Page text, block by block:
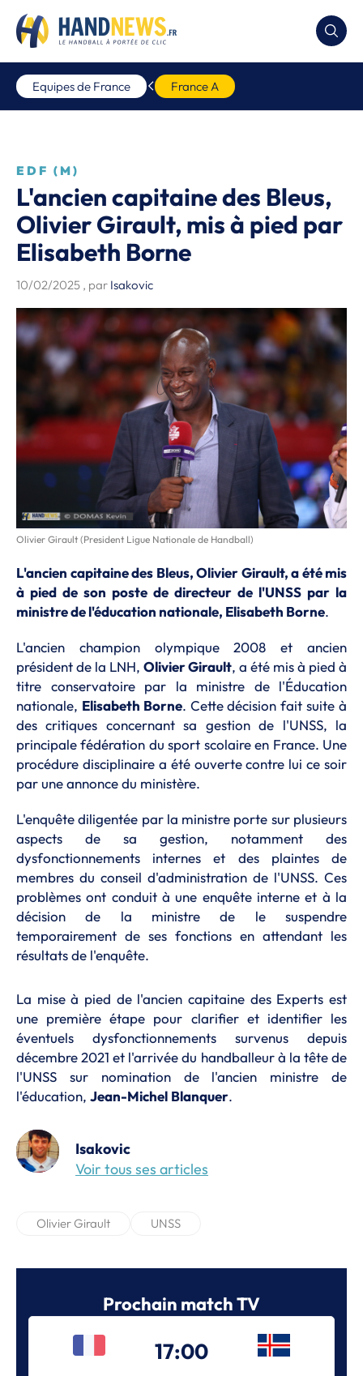
Equipes de France France A
EDF (M)
L'ancien capitaine des Bleus,
Olivier Girault, mis à pied par
Elisabeth Borne
10/02/2025 , par Isakovic
Olivier Girault (President Ligue Nationale de Handball)
L'ancien capitaine des Bleus, Olivier Girault, a été mis
à pied de son poste de directeur de l'UNSS par la
ministre de l'éducation nationale, Elisabeth Borne.
L'ancien champion olympique 2008 et ancien
président de la LNH, Olivier Girault, a été mis à pied à
titre conservatoire par la ministre de l'Éducation
nationale, Elisabeth Borne. Cette décision fait suite à
des critiques concernant sa gestion de l'UNSS, la
principale fédération du sport scolaire en France. Une
procédure disciplinaire a été ouverte contre lui ce soir
par une annonce du ministère.
L'enquête diligentée par la ministre porte sur plusieurs
aspects de sa gestion, notamment des
dysfonctionnements internes et des plaintes de
membres du conseil d'administration de l'UNSS. Ces
problèmes ont conduit à une enquête interne et à la
décision de la ministre de le suspendre
temporairement de ses fonctions en attendant les
résultats de l'enquête.
La mise à pied de l'ancien capitaine des Experts est
une première étape pour clarifier et identifier les
éventuels dysfonctionnements survenus depuis
décembre 2021 et l'arrivée du handballeur à la tête de
l'UNSS sur nomination de l'ancien ministre de
l'éducation, Jean-Michel Blanquer.
Isakovic
Voir tous ses articles
Olivier Girault UNSS
Prochain match TV
17:00